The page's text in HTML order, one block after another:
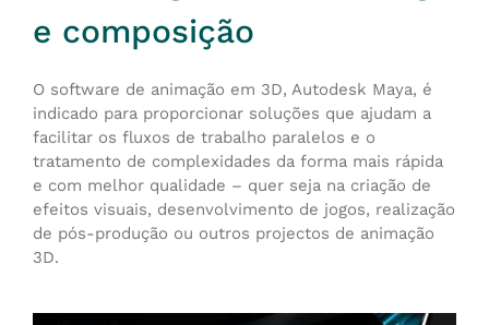
e composição
O software de animação em 3D, Autodesk Maya, é
indicado para proporcionar soluções que ajudam a
facilitar os fluxos de trabalho paralelos e o
tratamento de complexidades da forma mais rápida
e com melhor qualidade – quer seja na criação de
efeitos visuais, desenvolvimento de jogos, realização
de pós-produção ou outros projectos de animação
3D.